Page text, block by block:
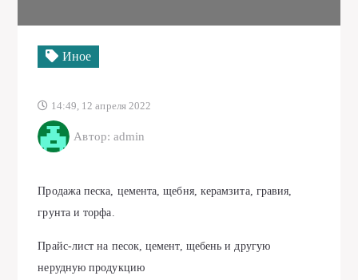
Иное
14:49, 12 апреля 2022
Автор: admin
Продажа песка, цемента, щебня, керамзита, гравия,
грунта и торфа.
Прайс-лист на песок, цемент, щебень и другую
нерудную продукцию